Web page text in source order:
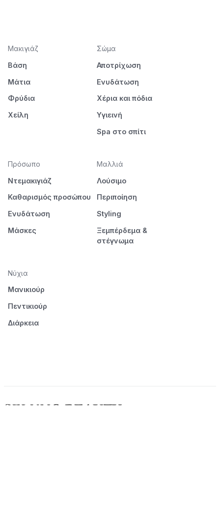
Μακιγιάζ
Βάση
Μάτια
Φρύδια
Χείλη
Σώμα
Αποτρίχωση
Ενυδάτωση
Χέρια και πόδια
Υγιεινή
Spa στο σπίτι
Πρόσωπο
Ντεμακιγιάζ
Καθαρισμός προσώπου
Ενυδάτωση
Μάσκες
Μαλλιά
Λούσιμο
Περιποίηση
Styling
Ξεμπέρδεμα &
στέγνωμα
Νύχια
Μανικιούρ
Πεντικιούρ
Διάρκεια